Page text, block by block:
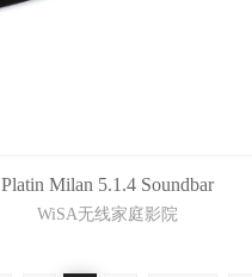
Platin Milan 5.1.4 Soundbar
WiSA无线家庭影院